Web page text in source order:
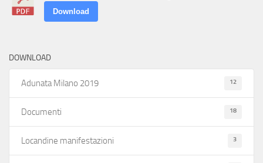
Download
DOWNLOAD
Adunata Milano 2019 12
Documenti 18
Locandine manifestazioni 3